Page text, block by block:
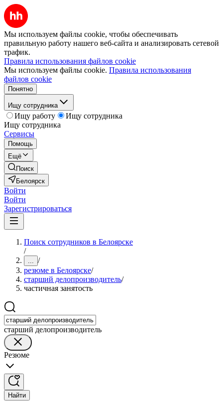
Мы используем файлы cookie, чтобы обеспечивать
правильную работу нашего веб-сайта и анализировать сетевой
трафик.
Правила использования файлов cookie
Мы используем файлы cookie. Правила использования
файлов cookie
Понятно
Ищу сотрудника
Ищу работу
Ищу сотрудника
Ищу сотрудника
Сервисы
Помощь
Ещё
Поиск
Белоярск
Войти
Войти
Зарегистрироваться
Поиск сотрудников в Белоярске
/
... /
резюме в Белоярске/
старший делопроизводитель/
частичная занятость
старший делопроизводитель
Резюме
Найти